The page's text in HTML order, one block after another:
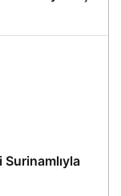
Surinamlıyla